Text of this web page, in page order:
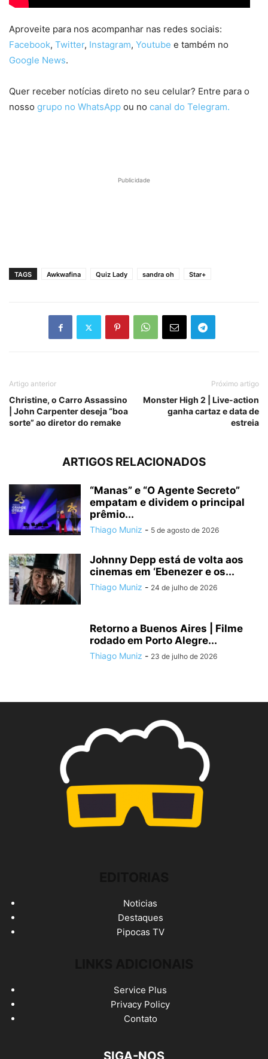
Aproveite para nos acompanhar nas redes sociais:
Facebook, Twitter, Instagram, Youtube e também no
Google News.
Quer receber notícias direto no seu celular? Entre para o
nosso grupo no WhatsApp ou no canal do Telegram.
Publicidade
TAGS Awkwafina Quiz Lady sandra oh Star+
Artigo anterior
Christine, o Carro Assassino
| John Carpenter deseja “boa
sorte” ao diretor do remake
Próximo artigo
Monster High 2 | Live-action
ganha cartaz e data de
estreia
ARTIGOS RELACIONADOS
“Manas” e “O Agente Secreto”
empatam e dividem o principal
prêmio...
Thiago Muniz - 5 de agosto de 2026
Johnny Depp está de volta aos
cinemas em ‘Ebenezer e os...
Thiago Muniz - 24 de julho de 2026
Retorno a Buenos Aires | Filme
rodado em Porto Alegre...
Thiago Muniz - 23 de julho de 2026
Noticias
Destaques
Pipocas TV
Service Plus
Privacy Policy
Contato
SIGA-NOS